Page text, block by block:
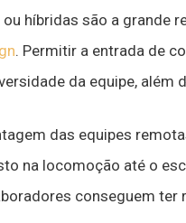
híbridas são a grande
. Permitir a entrada de
da equipe,
das equipes
na locomoção até o
conseguem